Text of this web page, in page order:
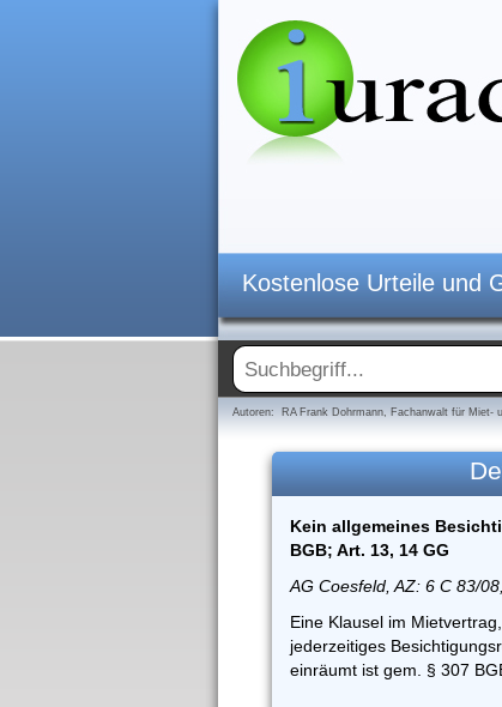
Kostenlose Urteile und
Autoren: RA Frank Dohrmann, Fachanwalt für
Kein allgemeines
BGB; Art. 13, 14 GG
AG Coesfeld, AZ: 6 C 83/
Eine Klausel im
jederzeitiges
einräumt ist gem. § 307